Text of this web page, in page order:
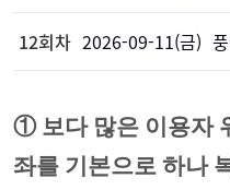
12회차 2026-09-11(금)
① 보다 많은 이용자
좌를 기본으로 하나